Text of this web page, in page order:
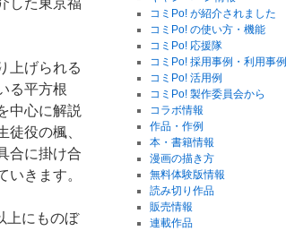
した東京福
上げられる
る平方根
中心に解説
徒役の楓、
合に掛け合
いきます。
上にものぼ
コミPo! が紹介されました
コミPo! の使い方・機能
コミPo! 応援隊
コミPo! 採用事例・利用事例
コミPo! 活用例
コミPo! 製作委員会から
コラボ情報
作品・作例
本・書籍情報
漫画の描き方
無料体験版情報
読み切り作品
販売情報
連載作品